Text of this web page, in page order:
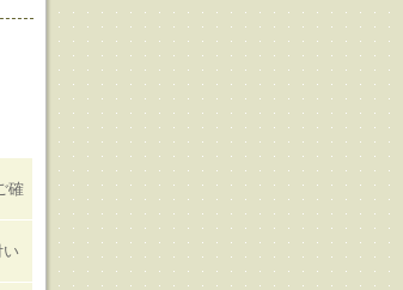
確
い